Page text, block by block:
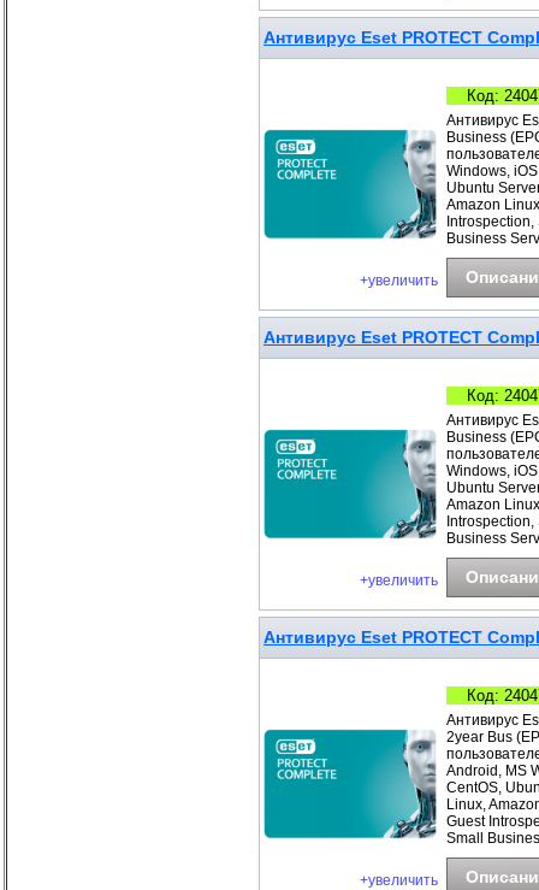
Антивирус Eset PROTECT
+увеличить
Код:
Антивирус
Business
Windows,
Ubuntu
Amazon
Business
Антивирус Eset PROTECT
+увеличить
Код:
Антивирус
Business
Windows,
Ubuntu
Amazon
Business
Антивирус Eset PROTECT
+увеличить
Код:
Антивирус
2year Bus
Android, MS
CentOS,
Linux,
Guest
Small